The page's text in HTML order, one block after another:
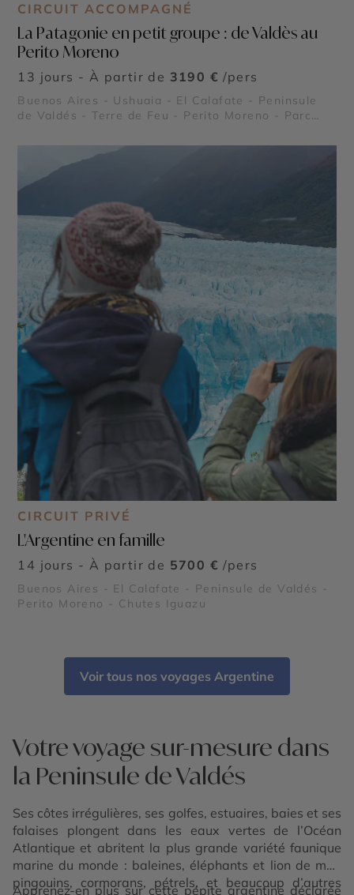
CIRCUIT ACCOMPAGNÉ
La Patagonie en petit groupe : de Valdès au
Perito Moreno
13 jours - À partir de 3190 € /pers
Buenos Aires - Ushuaia - El Calafate - Peninsule
de Valdés - Terre de Feu - Perito Moreno - Parc
CIRCUIT PRIVÉ
L'Argentine en famille
14 jours - À partir de 5700 € /pers
Buenos Aires - El Calafate - Peninsule de Valdés -
Perito Moreno - Chutes Iguazu
Voir tous nos voyages Argentine
Votre voyage sur-mesure dans
la Peninsule de Valdés
Ses côtes irrégulières, ses golfes, estuaires, baies et ses
falaises plongent dans les eaux vertes de l’Océan
Atlantique et abritent la plus grande variété faunique
marine du monde : baleines, éléphants et lion de mer,
pingouins, cormorans, pétrels, et beaucoup d’autres
Apprenez-en plus sur cette pépite argentine déclarée